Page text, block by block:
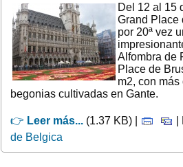
Del 12 al 15
Grand Place
por 20ª vez
Alfombra de
Place de
m2, con
begonias cultivadas en Gante.
👉 Leer más... (1.37 KB) |
de Belgica